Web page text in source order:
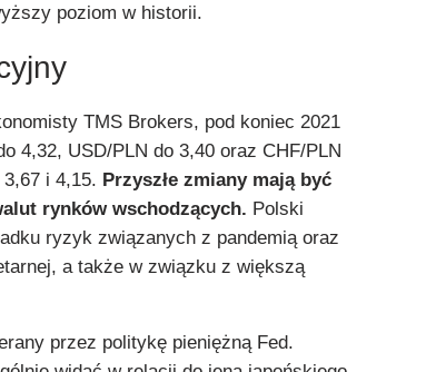
poziom w historii.
TMS Brokers, pod koniec 2021
4,32, USD/PLN do 3,40 oraz CHF/PLN
i 4,15. Przyszłe zmiany mają być
rynków wschodzących. Polski
ryzyk związanych z pandemią oraz
a także w związku z większą
przez politykę pieniężną Fed.